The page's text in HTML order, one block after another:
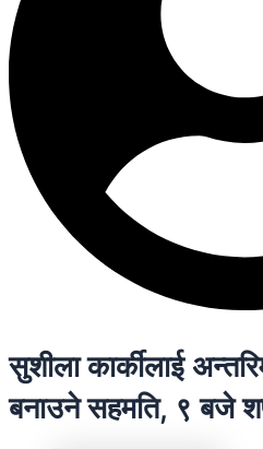
सुशीला कार्कीलाई
बनाउने सहमति, ९ बजे